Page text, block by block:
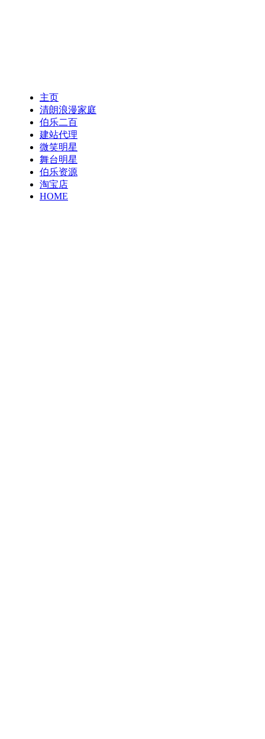
主页
清朗浪漫家庭
伯乐二百
建站代理
微笑明星
舞台明星
伯乐资源
淘宝店
HOME